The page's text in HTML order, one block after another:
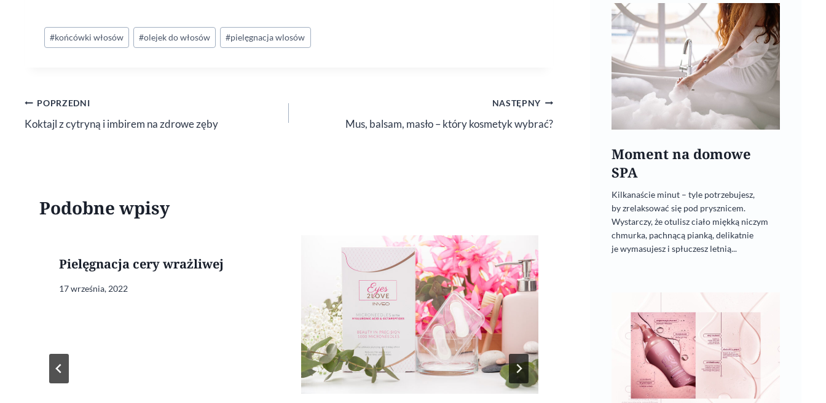
Tagi
wpisu:
#końcówki włosów #olejek do włosów #pielęgnacja wlosów
Nawigacja
wpisu
POPRZEDNI
Koktajl z cytryną i imbirem na zdrowe zęby
NASTĘPNY
Mus, balsam, masło – który kosmetyk wybrać?
Podobne wpisy
​Pielęgnacja cery wrażliwej
17 września, 2022
Moment na domowe
SPA
Kilkanaście minut – tyle potrzebujesz,
by zrelaksować się pod prysznicem.
Wystarczy, że otulisz ciało miękką niczym
chmurka, pachnącą pianką, delikatnie
je wymasujesz i spłuczesz letnią...